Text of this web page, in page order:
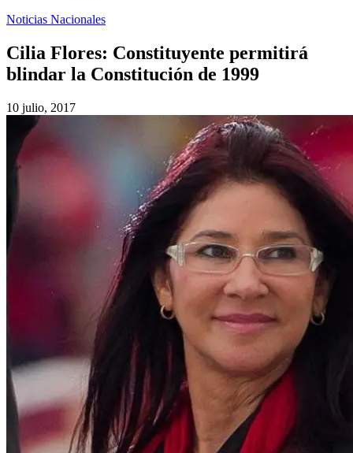
Noticias Nacionales
Cilia Flores: Constituyente permitirá
blindar la Constitución de 1999
10 julio, 2017